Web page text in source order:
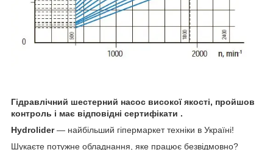
Гідравлічний шестерний насос високої якості, пройшов
контроль і має відповідні сертифікати .
Hydrolider— найбільший гіпермаркет техніки в Україні!
Шукаєте потужне обладнання, яке працює безвідмовно?